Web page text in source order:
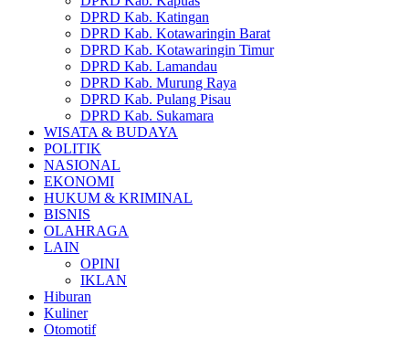
DPRD Kab. Katingan
DPRD Kab. Kotawaringin Barat
DPRD Kab. Kotawaringin Timur
DPRD Kab. Lamandau
DPRD Kab. Murung Raya
DPRD Kab. Pulang Pisau
DPRD Kab. Sukamara
WISATA & BUDAYA
POLITIK
NASIONAL
EKONOMI
HUKUM & KRIMINAL
BISNIS
OLAHRAGA
LAIN
OPINI
IKLAN
Hiburan
Kuliner
Otomotif